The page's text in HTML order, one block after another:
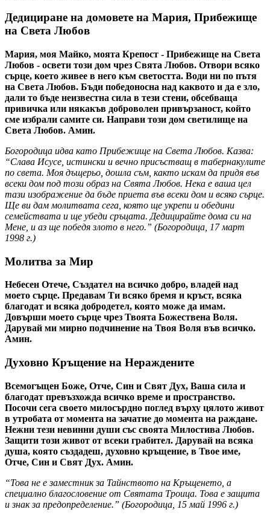
Дедициране на домовете на Мария, Прибежище
на Света Любов
Мария, моя Майко, моята Крепост - Прибежище на Света
Любов - освети този дом чрез Свята Любов. Отвори всяко
сърце, което живее в него към светостта. Води ни по пътя
на Света Любов. Бъди победоносна над каквото и да е зло,
дали то бъде неизвестна сила в тези стени, обсебваща
привичка или някакъв доброволен привързаност, който
сме избрали самите си. Направи този дом светилище на
Света Любов. Амин.
Богородица идва като Прибежище на Света Любов. Казва:
“Слава Исусе, истински и вечно присъстващ в табернакулите
по света. Моя дъщерьо, дошла съм, както искам да придя във
всеки дом под този образ на Свята Любов. Нека е ваша цел
тази изображение да бъде приета във всеки дом и всяко сърце.
Ще ви дам молитвата сега, която ще укрепи и обедини
семействата и ще убеди сръцата. Дедицирайте дома си на
Мене, и аз ще победя злото в него.” (Богородица 17 март
1998 г.)
Молитва за Мир
Небесен Отече, Създател на всичко добро, владей над
моето сърце. Предавам Ти всяко бремя и кръст, всяка
благодат и всяка добродетел, която може да имам.
Довърши моето сърце чрез Твоята Божествена Воля.
Дарувай ми мирно подчинение на Твоя Воля във всичко.
Амин.
Духовно Кръщение на Нераждените
Всемогъщен Боже, Отче, Син и Свят Дух, Ваша сила и
благодат превъзхожда всичко време и пространство.
Посочи сега своето милосърдно поглед върху цялото живот
в утробата от момента на зачатие до момента на раждане.
Нежни тези невинни души със своята Милостива Любов.
Защити този живот от всеки грабител. Дарувай на всяка
душа, която създадеш, духовно кръщение, в Твое име,
Отче, Син и Свят Дух. Амин.
“Това не е заместник за Тайнството на Кръщенето, а
специално благословение от Святата Троица. Това е защита
и знак за предопределение.” (Богородица 15 май 1996 г.)